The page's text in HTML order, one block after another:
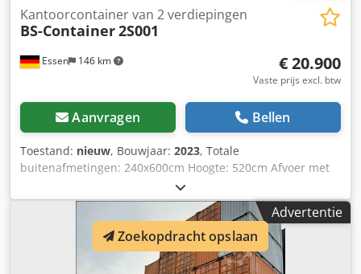
Essen 146 km
Kantoorcontainer van 2 verdiepingen
BS-Container2S001
€ 20.900
Vaste prijs excl. btw
Aanvragen Bellen
Toestand: nieuw, Bouwjaar: 2023, Totale
buitenafmetingen: 240x600cm Hoogte: 520cm Afvoer met
PVC: buizen in de kolommen Verankering: Ja Wanden: PU
40mm - RAL 7016 buiten / 9002 binnen Vloer: metalen gaas
(versterkt) Hydrofoob multiplex, Betopan in sanitaire
ruimtes Laminaatvloer, tegels met bodem Buitendeuren:
aluminium, 1 stuk 90×190 dicht, met drempel 2 stuks
70×190 dicht, met drempel Binnendeur: Aluminium, wit 1
Advertentie
Zoekopdracht opslaan